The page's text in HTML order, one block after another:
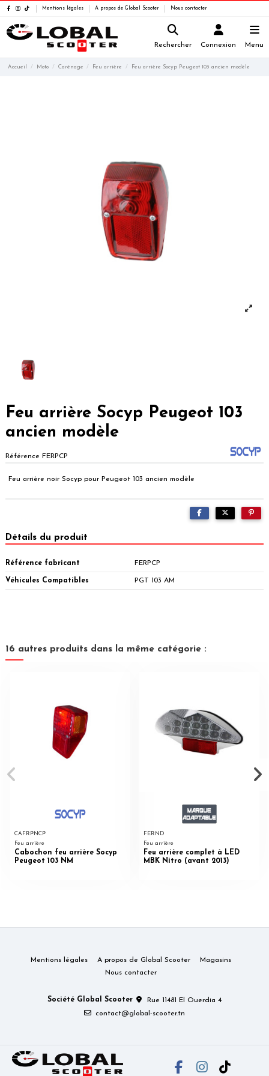
Mentions légales A propos de Global Scooter Nous contacter
Rechercher Connexion Menu
Accueil Moto Carénage Feu arrière Feu arrière Socyp Peugeot 103 ancien modèle
Feu arrière Socyp Peugeot 103
ancien modèle
Référence FERPCP
Feu arrière noir Socyp pour Peugeot 103 ancien modèle
Détails du produit
Référence fabricant FERPCP
Véhicules Compatibles PGT 103 AM
16 autres produits dans la même catégorie :
CAFRPNCP
Feu arrière
Cabochon feu arrière Socyp
Peugeot 103 NM
FERND
Feu arrière
Feu arrière complet à LED
MBK Nitro (avant 2013)
Mentions légales A propos de Global Scooter
Magasins
Nous contacter
Société Global Scooter
Rue 11481 El Ouerdia 4
contact@global-scooter.tn